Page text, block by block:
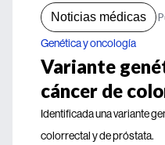
Noticias médicas
Genética y oncología
Variante
cáncer de
Identificada una variante
colorrectal y de próstata.